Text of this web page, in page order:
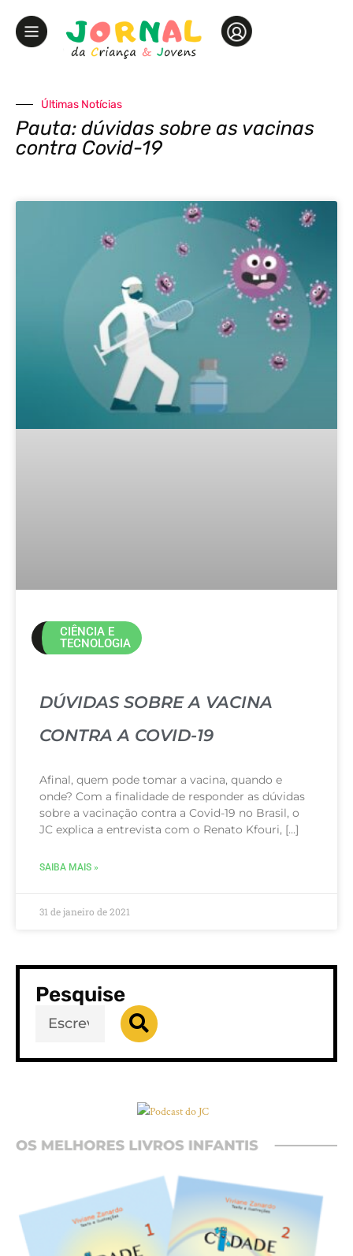
Últimas Notícias
Pauta: dúvidas sobre as vacinas
contra Covid-19
CIÊNCIA E
TECNOLOGIA
DÚVIDAS SOBRE A VACINA
CONTRA A COVID-19
Afinal, quem pode tomar a vacina, quando e
onde? Com a finalidade de responder as dúvidas
sobre a vacinação contra a Covid-19 no Brasil, o
JC explica a entrevista com o Renato Kfouri, […]
SAIBA MAIS »
31 de janeiro de 2021
Pesquise